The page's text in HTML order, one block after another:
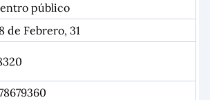
público
de Febrero, 31